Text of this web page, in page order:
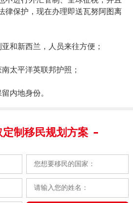
律保护，现在办理即送瓦努阿图离
和新西兰，人员来往方便；
太平洋英联邦护照；
内地身份。
制移民规划方案